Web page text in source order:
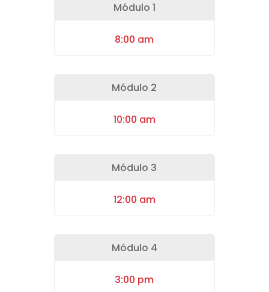
Módulo 1
8:00 am
Módulo 2
10:00 am
Módulo 3
12:00 am
Módulo 4
3:00 pm